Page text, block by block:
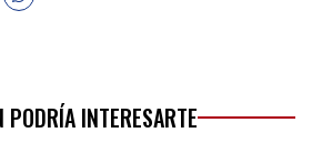
PODRÍA INTERESARTE